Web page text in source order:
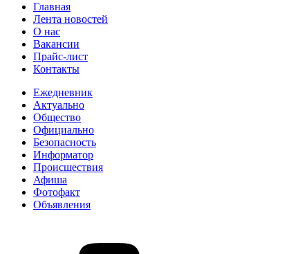
Главная
Лента новостей
О нас
Вакансии
Прайс-лист
Контакты
Ежедневник
Актуально
Общество
Официально
Безопасность
Информатор
Происшествия
Афиша
Фотофакт
Объявления